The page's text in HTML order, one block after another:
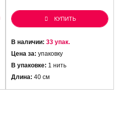
КУПИТЬ
В наличии: 33 упак.
Цена за: упаковку
В упаковке: 1 нить
Длина: 40 см